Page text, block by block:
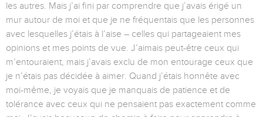
les autres. Mais j’ai fini par comprendre que j’avais érigé un
mur autour de moi et que je ne fréquentais que les personnes
avec lesquelles j’étais à l’aise – celles qui partageaient mes
opinions et mes points de vue. J’aimais peut-être ceux qui
m’entouraient, mais j’avais exclu de mon entourage ceux que
je n’étais pas décidée à aimer. Quand j’étais honnête avec
moi-même, je voyais que je manquais de patience et de
tolérance avec ceux qui ne pensaient pas exactement comme